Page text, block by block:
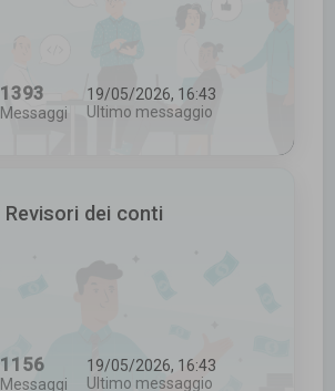
1393
Messaggi
19/05/2026, 16:43
Ultimo messaggio
Revisori dei conti
1156
Messaggi
19/05/2026, 16:43
Ultimo messaggio